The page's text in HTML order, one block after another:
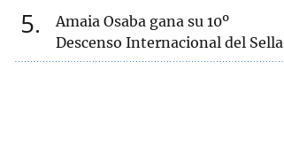
5
Amaia Osaba gana su 10º
Descenso Internacional del Sella